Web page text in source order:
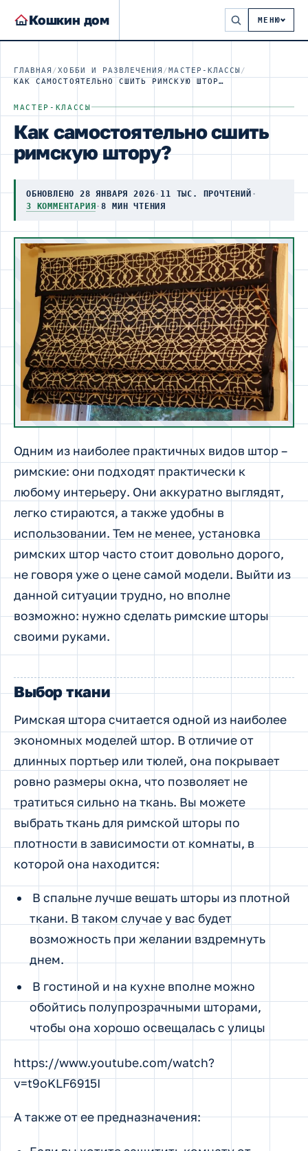
Кошкин дом МЕНЮ
ГЛАВНАЯ /ХОББИ И РАЗВЛЕЧЕНИЯ /МАСТЕР-КЛАССЫ /
КАК САМОСТОЯТЕЛЬНО СШИТЬ РИМСКУЮ ШТОРУ?
МАСТЕР-КЛАССЫ
Как самостоятельно сшить
римскую штору?
ОБНОВЛЕНО 28 ЯНВАРЯ 2026· 11 ТЫС. ПРОЧТЕНИЙ ·
3 КОММЕНТАРИЯ·8 МИН ЧТЕНИЯ
Одним из наиболее практичных видов штор –
римские: они подходят практически к
любому интерьеру. Они аккуратно выглядят,
легко стираются, а также удобны в
использовании. Тем не менее, установка
римских штор часто стоит довольно дорого,
не говоря уже о цене самой модели. Выйти из
данной ситуации трудно, но вполне
возможно: нужно сделать римские шторы
своими руками.
Выбор ткани
Римская штора считается одной из наиболее
экономных моделей штор. В отличие от
длинных портьер или тюлей, она покрывает
ровно размеры окна, что позволяет не
тратиться сильно на ткань. Вы можете
выбрать ткань для римской шторы по
плотности в зависимости от комнаты, в
которой она находится:
В спальне лучше вешать шторы из плотной
ткани. В таком случае у вас будет
возможность при желании вздремнуть
днем.
В гостиной и на кухне вполне можно
обойтись полупрозрачными шторами,
чтобы она хорошо освещалась с улицы
https://www.youtube.com/watch?
v=t9oKLF6915I
А также от ее предназначения: